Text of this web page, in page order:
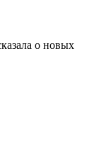
о новых